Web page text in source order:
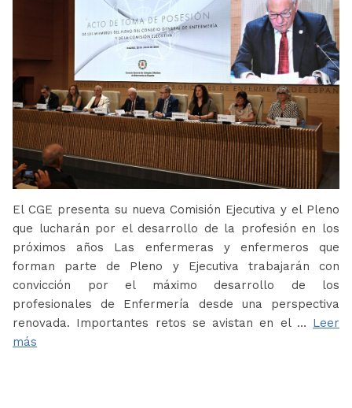
El CGE presenta su nueva Comisión Ejecutiva y el Pleno
que lucharán por el desarrollo de la profesión en los
próximos años Las enfermeras y enfermeros que
forman parte de Pleno y Ejecutiva trabajarán con
convicción por el máximo desarrollo de los
profesionales de Enfermería desde una perspectiva
renovada. Importantes retos se avistan en el … Leer
más